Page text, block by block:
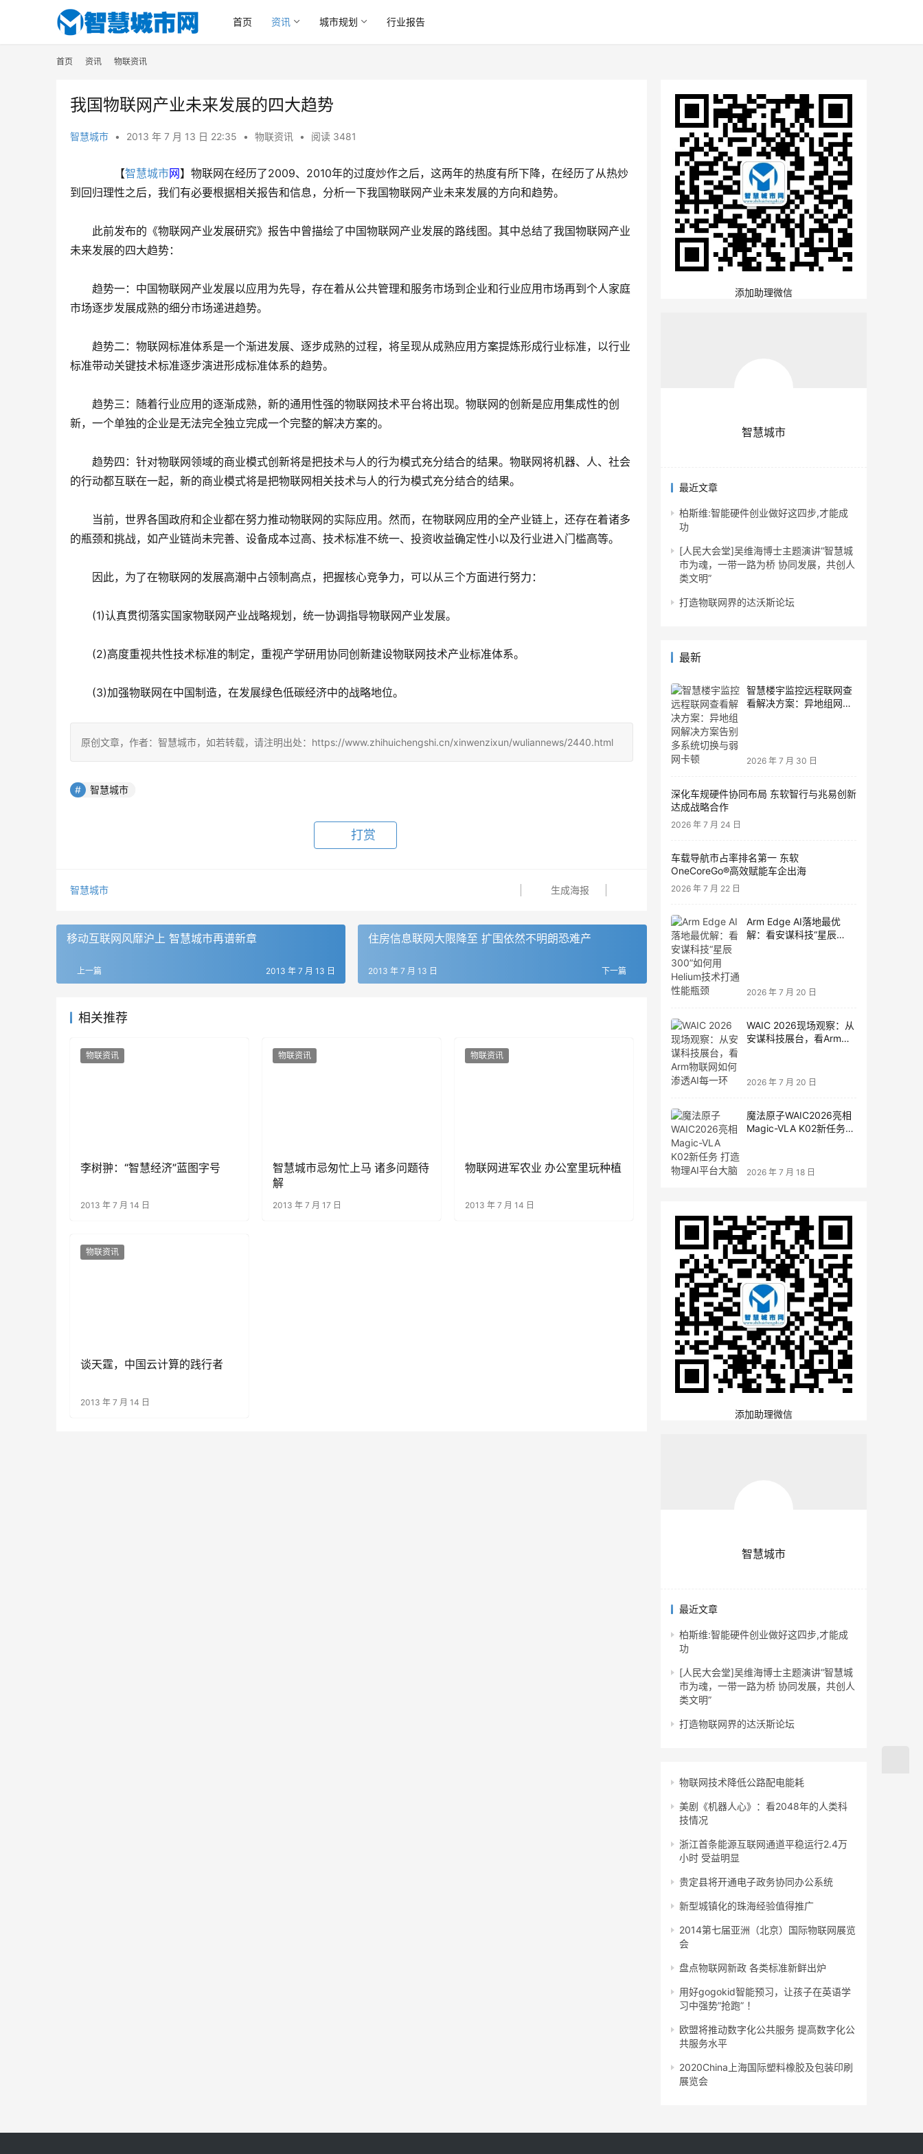
首页 资讯 城市规划 行业报告
首页 资讯 物联资讯
我国物联网产业未来发展的四大趋势
智慧城市 • 2013 年 7 月 13 日 22:35 • 物联资讯 • 阅读 3481
【智慧城市网】物联网在经历了2009、2010年的过度炒作之后，这两年的热度有所下降，在经历了从热炒
到回归理性之后，我们有必要根据相关报告和信息，分析一下我国物联网产业未来发展的方向和趋势。
此前发布的《物联网产业发展研究》报告中曾描绘了中国物联网产业发展的路线图。其中总结了我国物联网产业
未来发展的四大趋势：
趋势一：中国物联网产业发展以应用为先导，存在着从公共管理和服务市场到企业和行业应用市场再到个人家庭
市场逐步发展成熟的细分市场递进趋势。
趋势二：物联网标准体系是一个渐进发展、逐步成熟的过程，将呈现从成熟应用方案提炼形成行业标准，以行业
标准带动关键技术标准逐步演进形成标准体系的趋势。
趋势三：随着行业应用的逐渐成熟，新的通用性强的物联网技术平台将出现。物联网的创新是应用集成性的创
新，一个单独的企业是无法完全独立完成一个完整的解决方案的。
趋势四：针对物联网领域的商业模式创新将是把技术与人的行为模式充分结合的结果。物联网将机器、人、社会
的行动都互联在一起，新的商业模式将是把物联网相关技术与人的行为模式充分结合的结果。
当前，世界各国政府和企业都在努力推动物联网的实际应用。然而，在物联网应用的全产业链上，还存在着诸多
的瓶颈和挑战，如产业链尚未完善、设备成本过高、技术标准不统一、投资收益确定性小以及行业进入门槛高等。
因此，为了在物联网的发展高潮中占领制高点，把握核心竞争力，可以从三个方面进行努力：
(1)认真贯彻落实国家物联网产业战略规划，统一协调指导物联网产业发展。
(2)高度重视共性技术标准的制定，重视产学研用协同创新建设物联网技术产业标准体系。
(3)加强物联网在中国制造，在发展绿色低碳经济中的战略地位。
原创文章，作者：智慧城市，如若转载，请注明出处：https://www.zhihuichengshi.cn/xinwenzixun/wuliannews/2440.html
智慧城市
打赏
智慧城市 生成海报
移动互联网风靡沪上 智慧城市再谱新章
上一篇 2013 年 7 月 13 日
住房信息联网大限降至 扩围依然不明朗恐难产
下一篇
2013 年 7 月 13 日
相关推荐
物联资讯
李树翀：“智慧经济”蓝图字号
2013 年 7 月 14 日
物联资讯
智慧城市忌匆忙上马 诸多问题待
解
2013 年 7 月 17 日
物联资讯
物联网进军农业 办公室里玩种植
2013 年 7 月 14 日
物联资讯
谈天霆，中国云计算的践行者
2013 年 7 月 14 日
添加助理微信
智慧城市
最近文章
柏斯维:智能硬件创业做好这四步,才能成
功
[人民大会堂]吴维海博士主题演讲“智慧城
市为魂，一带一路为桥 协同发展，共创人
类文明”
打造物联网界的达沃斯论坛
最新
智慧楼宇监控远程联网查
看解决方案：异地组网解
2026 年 7 月 30 日
深化车规硬件协同布局 东软智行与兆易创新
达成战略合作
2026 年 7 月 24 日
车载导航市占率排名第一 东软
OneCoreGo®高效赋能车企出海
2026 年 7 月 22 日
Arm Edge AI落地最优
解：看安谋科技“星辰
2026 年 7 月 20 日
WAIC 2026现场观察：从
安谋科技展台，看Arm物
2026 年 7 月 20 日
魔法原子WAIC2026亮相
Magic-VLA K02新任务
2026 年 7 月 18 日
添加助理微信
智慧城市
最近文章
柏斯维:智能硬件创业做好这四步,才能成
功
[人民大会堂]吴维海博士主题演讲“智慧城
市为魂，一带一路为桥 协同发展，共创人
类文明”
打造物联网界的达沃斯论坛
物联网技术降低公路配电能耗
美剧《机器人心》：看2048年的人类科
技情况
浙江首条能源互联网通道平稳运行2.4万
小时 受益明显
贵定县将开通电子政务协同办公系统
新型城镇化的珠海经验值得推广
2014第七届亚洲（北京）国际物联网展览
会
盘点物联网新政 各类标准新鲜出炉
用好gogokid智能预习，让孩子在英语学
习中强势”抢跑” ！
欧盟将推动数字化公共服务 提高数字化公
共服务水平
2020China上海国际塑料橡胶及包装印刷
展览会